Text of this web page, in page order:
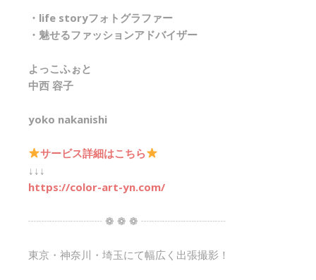
・life storyフォトグラファー
・魅せるファッションアドバイザー
よっこふぉと
中西 容子
yoko nakanishi
サービス詳細はこちら
↓↓↓
https://color-art-yn.com/
┈┈┈┈┈┈┈ ❁ ❁ ❁ ┈┈┈┈┈┈┈┈
東京・神奈川・埼玉にて幅広く出張撮影！